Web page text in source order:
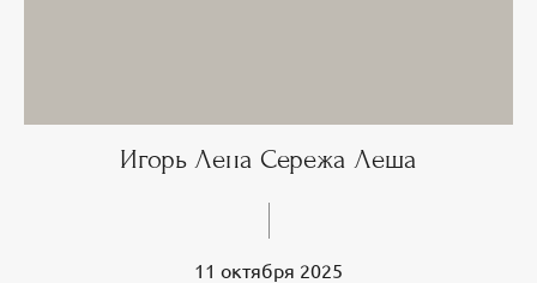
Игорь Лена Сережа Леша
11 октября 2025